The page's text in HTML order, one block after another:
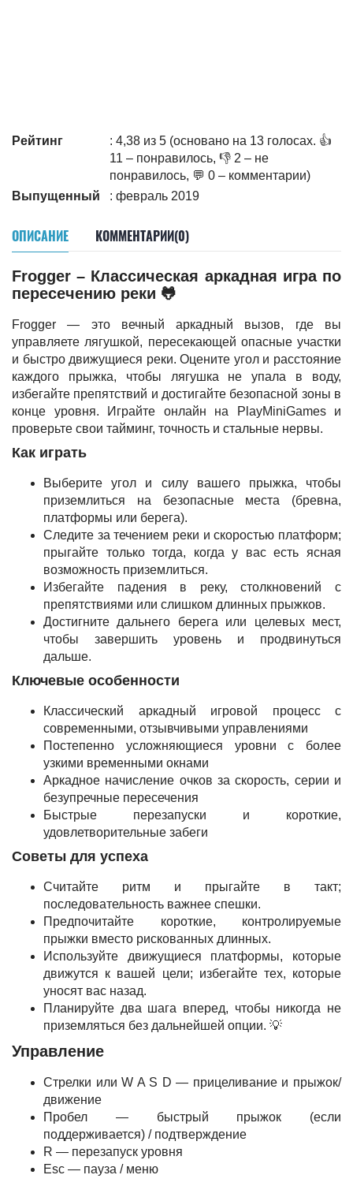
Рейтинг
: 4,38 из 5 (основано на 13 голосах. 👍
11 – понравилось, 👎 2 – не
понравилось, 💬 0 – комментарии)
Выпущенный
: февраль 2019
ОПИСАНИЕ КОММЕНТАРИИ(0)
Frogger – Классическая аркадная игра по
пересечению реки 🐸
Frogger — это вечный аркадный вызов, где вы
управляете лягушкой, пересекающей опасные участки
и быстро движущиеся реки. Оцените угол и расстояние
каждого прыжка, чтобы лягушка не упала в воду,
избегайте препятствий и достигайте безопасной зоны в
конце уровня. Играйте онлайн на PlayMiniGames и
проверьте свои тайминг, точность и стальные нервы.
Как играть
Выберите угол и силу вашего прыжка, чтобы
приземлиться на безопасные места (бревна,
платформы или берега).
Следите за течением реки и скоростью платформ;
прыгайте только тогда, когда у вас есть ясная
возможность приземлиться.
Избегайте падения в реку, столкновений с
препятствиями или слишком длинных прыжков.
Достигните дальнего берега или целевых мест,
чтобы завершить уровень и продвинуться
дальше.
Ключевые особенности
Классический аркадный игровой процесс с
современными, отзывчивыми управлениями
Постепенно усложняющиеся уровни с более
узкими временными окнами
Аркадное начисление очков за скорость, серии и
безупречные пересечения
Быстрые перезапуски и короткие,
удовлетворительные забеги
Советы для успеха
Считайте ритм и прыгайте в такт;
последовательность важнее спешки.
Предпочитайте короткие, контролируемые
прыжки вместо рискованных длинных.
Используйте движущиеся платформы, которые
движутся к вашей цели; избегайте тех, которые
уносят вас назад.
Планируйте два шага вперед, чтобы никогда не
приземляться без дальнейшей опции. 💡
Управление
Стрелки или W A S D — прицеливание и прыжок/
движение
Пробел — быстрый прыжок (если
поддерживается) / подтверждение
R — перезапуск уровня
Esc — пауза / меню